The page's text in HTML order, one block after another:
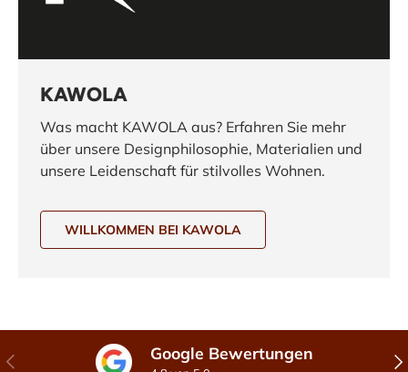
KAWOLA
Was macht KAWOLA aus? Erfahren Sie mehr
über unsere Designphilosophie, Materialien und
unsere Leidenschaft für stilvolles Wohnen.
WILLKOMMEN BEI KAWOLA
Vorherige Google Bewertungen